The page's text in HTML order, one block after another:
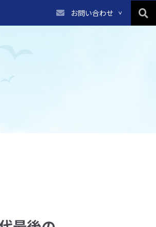
お問い合わせ